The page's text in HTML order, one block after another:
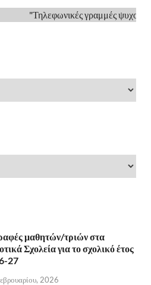
"Τηλεφωνικές γραμμές
μαθητών/τριών στα
Σχολεία για το σχολικό έτος
27
2026